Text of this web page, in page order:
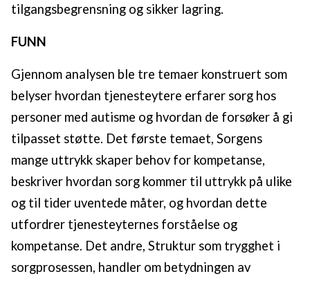
tilgangsbegrensning og sikker lagring.
FUNN
Gjennom analysen ble tre temaer konstruert som
belyser hvordan tjenesteytere erfarer sorg hos
personer med autisme og hvordan de forsøker å gi
tilpasset støtte. Det første temaet, Sorgens
mange uttrykk skaper behov for kompetanse,
beskriver hvordan sorg kommer til uttrykk på ulike
og til tider uventede måter, og hvordan dette
utfordrer tjenesteyternes forståelse og
kompetanse. Det andre, Struktur som trygghet i
sorgprosessen, handler om betydningen av